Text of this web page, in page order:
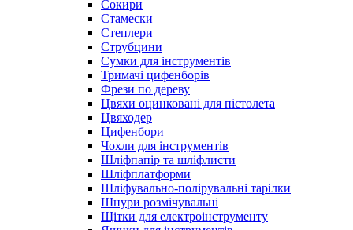
Сокири
Стамески
Степлери
Струбцини
Сумки для інструментів
Тримачі цифенборів
Фрези по дереву
Цвяхи оцинковані для пістолета
Цвяходер
Цифенбори
Чохли для інструментів
Шліфпапір та шліфлисти
Шліфплатформи
Шліфувально-полірувальні тарілки
Шнури розмічувальні
Щітки для електроінструменту